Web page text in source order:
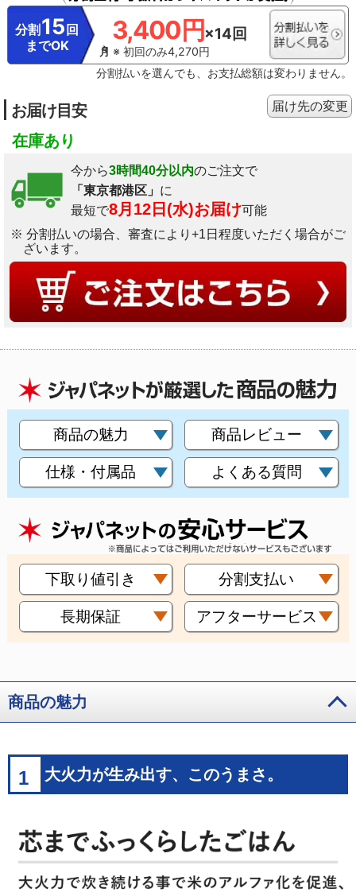
分割 15 回
までOK
3,400円×14回
※ 初回のみ4,270円
分割払いを選んでも、お支払総額は変わりません。
お届け目安
在庫あり
今から3時間40分以内のご注文で
「東京都港区」 に
最短で8月12日(水)お届け可能
※ 分割払いの場合、審査により+1日程度いただく場合がご
ざいます。
届け先の変更
商品の魅力 商品レビュー
仕様・付属品 よくある質問
下取り値引き 分割支払い
長期保証 アフターサービス
商品の魅力
1 大火力が生み出す、このうまさ。